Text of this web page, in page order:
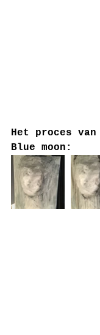
Het proces
Blue moon: